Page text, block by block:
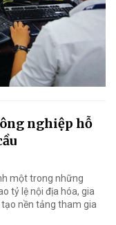
nghiệp hỗ
một trong những
tỷ lệ nội địa hóa, gia
nền tảng tham gia